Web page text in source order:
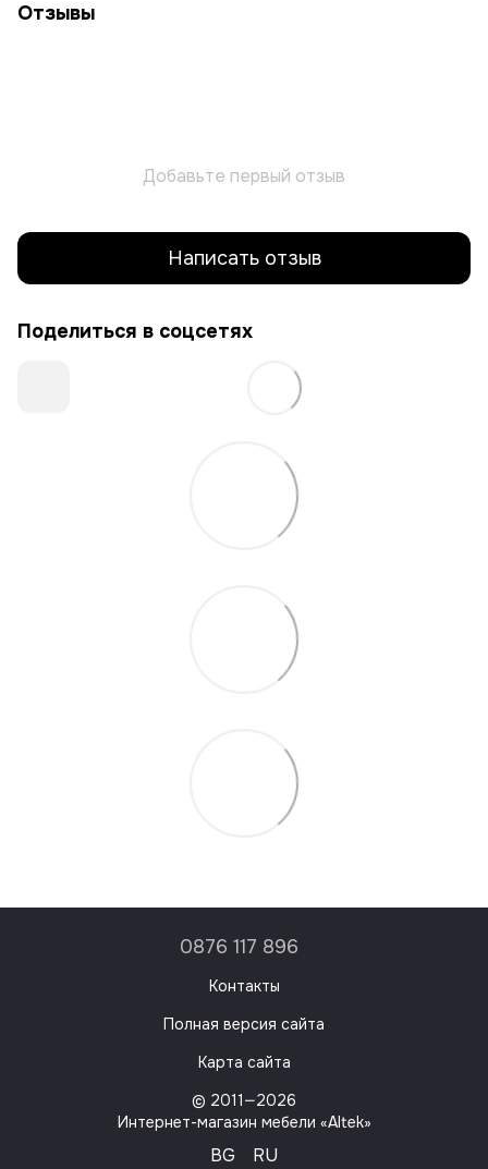
Отзывы
Добавьте первый отзыв
Написать отзыв
Поделиться в соцсетях
0876 117 896
Контакты
Полная версия сайта
Карта сайта
© 2011—2026
Интернет-магазин мебели «Altek»
BG RU